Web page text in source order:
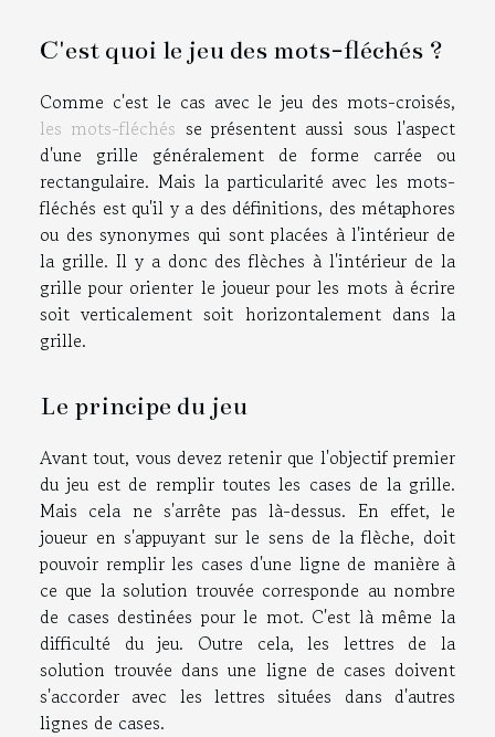
C'est quoi le jeu des mots-fléchés ?
Comme c'est le cas avec le jeu des mots-croisés,
les mots-fléchés se présentent aussi sous l'aspect
d'une grille généralement de forme carrée ou
rectangulaire. Mais la particularité avec les mots-
fléchés est qu'il y a des définitions, des métaphores
ou des synonymes qui sont placées à l'intérieur de
la grille. Il y a donc des flèches à l'intérieur de la
grille pour orienter le joueur pour les mots à écrire
soit verticalement soit horizontalement dans la
grille.
Le principe du jeu
Avant tout, vous devez retenir que l'objectif premier
du jeu est de remplir toutes les cases de la grille.
Mais cela ne s'arrête pas là-dessus. En effet, le
joueur en s'appuyant sur le sens de la flèche, doit
pouvoir remplir les cases d'une ligne de manière à
ce que la solution trouvée corresponde au nombre
de cases destinées pour le mot. C'est là même la
difficulté du jeu. Outre cela, les lettres de la
solution trouvée dans une ligne de cases doivent
s'accorder avec les lettres situées dans d'autres
lignes de cases.